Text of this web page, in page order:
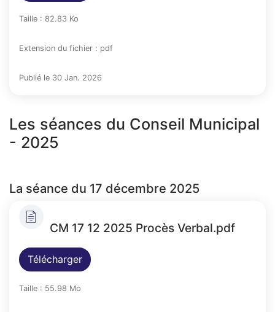
Taille : 82.83 Ko
Extension du fichier : pdf
Publié le 30 Jan. 2026
Les séances du Conseil Municipal
- 2025
La séance du 17 décembre 2025
CM 17 12 2025 Procès Verbal.pdf
Télécharger
Taille : 55.98 Mo